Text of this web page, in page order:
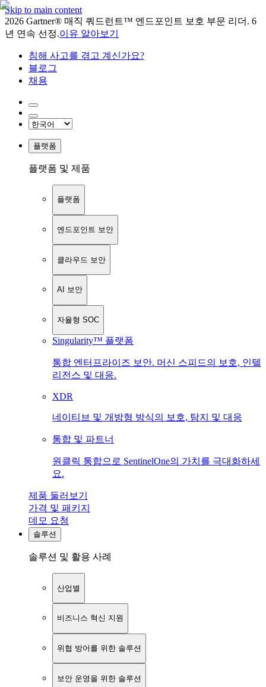
Skip to main content
2026 Gartner® 매직 쿼드런트™ 엔드포인트 보호 부문 리더. 6
년 연속 선정.이유 알아보기
침해 사고를 겪고 계신가요?
블로그
채용
플랫폼
플랫폼 및 제품
플랫폼
엔드포인트 보안
클라우드 보안
AI 보안
자율형 SOC
Singularity™ 플랫폼
통합 엔터프라이즈 보안. 머신 스피드의 보호, 인텔
리전스 및 대응.
XDR
네이티브 및 개방형 방식의 보호, 탐지 및 대응
통합 및 파트너
원클릭 통합으로 SentinelOne의 가치를 극대화하세
요.
제품 둘러보기
가격 및 패키지
데모 요청
솔루션
솔루션 및 활용 사례
산업별
비즈니스 혁신 지원
위협 방어를 위한 솔루션
보안 운영을 위한 솔루션